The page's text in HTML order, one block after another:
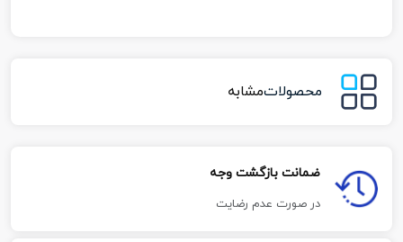
محصولاتمشابه
ضمانت بازگشت وجه
در صورت عدم رضایت